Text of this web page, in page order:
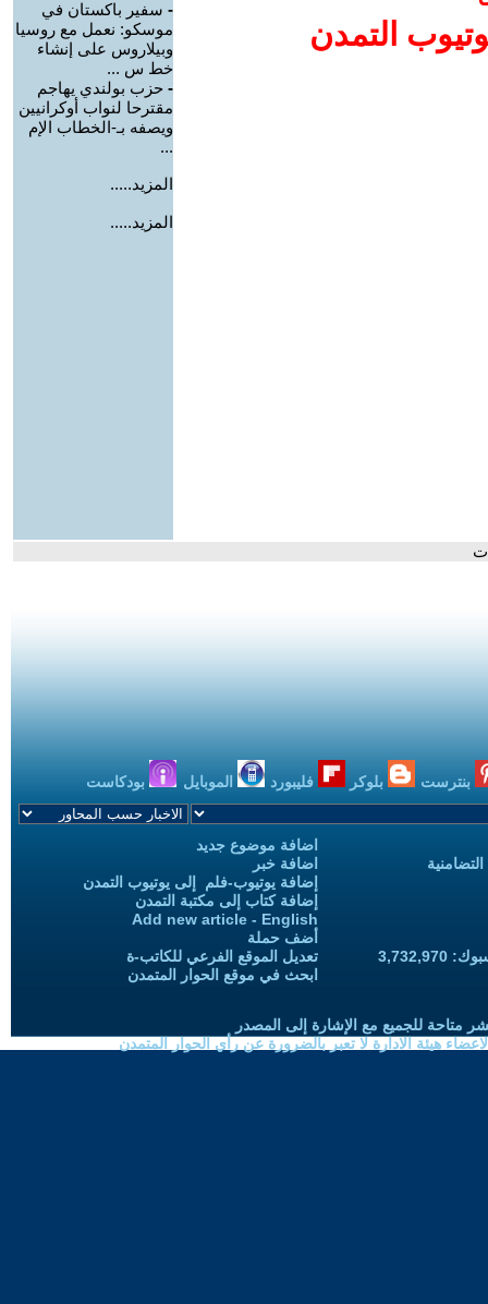
التمدن
- سفير باكستان في
موسكو: نعمل مع روسيا
وبيلاروس على إنشاء
خط س ...
- حزب بولندي يهاجم
مقترحا لنواب أوكرانيين
ويصفه بـ-الخطاب الإم
...
المزيد.....
المزيد.....
بنترست بلوكر فليبورد الموبايل بودكاست
اضافة موضوع جديد
اضافة خبر
إضافة يوتيوب-فلم إلى يوتيوب التمدن
إضافة كتاب إلى مكتبة التمدن
Add new article - English
أضف حملة
تعديل الموقع الفرعي للكاتب-ة
ابحث في موقع الحوار المتمدن
متاحة للجميع مع الإشارة إلى المصدر
هيئة الادارة لا تعبر بالضرورة عن رأي الحوار المتمدن